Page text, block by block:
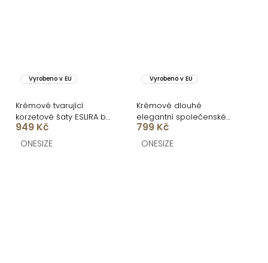
Vyrobeno v EU
Krémové tvarující
korzetové šaty ESLIRA bez
ramínek
949 Kč
ONESIZE
Vyrobeno v EU
Krémové dlouhé
elegantní společenské
šaty KALIXA s výstřihem
799 Kč
ONESIZE